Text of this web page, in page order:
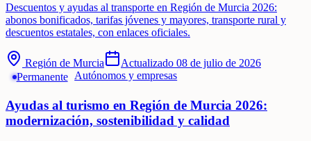
Descuentos y ayudas al transporte en Región de Murcia 2026:
abonos bonificados, tarifas jóvenes y mayores, transporte rural y
descuentos estatales, con enlaces oficiales.
Región de Murcia Actualizado 08 de julio de 2026
Permanente
Autónomos y empresas
Ayudas al turismo en Región de Murcia 2026:
modernización, sostenibilidad y calidad